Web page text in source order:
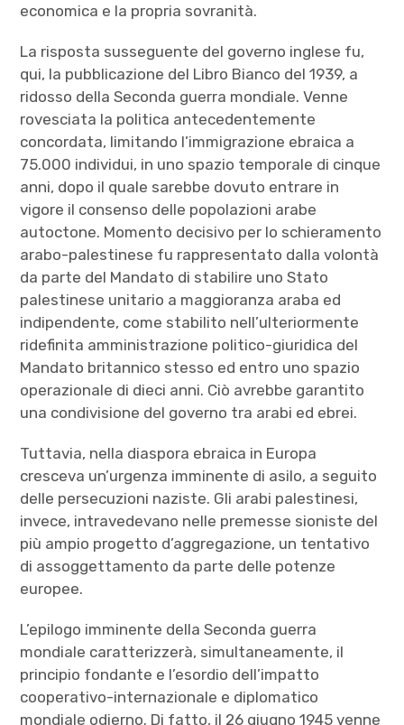
economica e la propria sovranità.
La risposta susseguente del governo inglese fu,
qui, la pubblicazione del Libro Bianco del 1939, a
ridosso della Seconda guerra mondiale. Venne
rovesciata la politica antecedentemente
concordata, limitando l’immigrazione ebraica a
75.000 individui, in uno spazio temporale di cinque
anni, dopo il quale sarebbe dovuto entrare in
vigore il consenso delle popolazioni arabe
autoctone. Momento decisivo per lo schieramento
arabo-palestinese fu rappresentato dalla volontà
da parte del Mandato di stabilire uno Stato
palestinese unitario a maggioranza araba ed
indipendente, come stabilito nell’ulteriormente
ridefinita amministrazione politico-giuridica del
Mandato britannico stesso ed entro uno spazio
operazionale di dieci anni. Ciò avrebbe garantito
una condivisione del governo tra arabi ed ebrei.
Tuttavia, nella diaspora ebraica in Europa
cresceva un’urgenza imminente di asilo, a seguito
delle persecuzioni naziste. Gli arabi palestinesi,
invece, intravedevano nelle premesse sioniste del
più ampio progetto d’aggregazione, un tentativo
di assoggettamento da parte delle potenze
europee.
L’epilogo imminente della Seconda guerra
mondiale caratterizzerà, simultaneamente, il
principio fondante e l’esordio dell’impatto
cooperativo-internazionale e diplomatico
mondiale odierno. Di fatto, il 26 giugno 1945 venne